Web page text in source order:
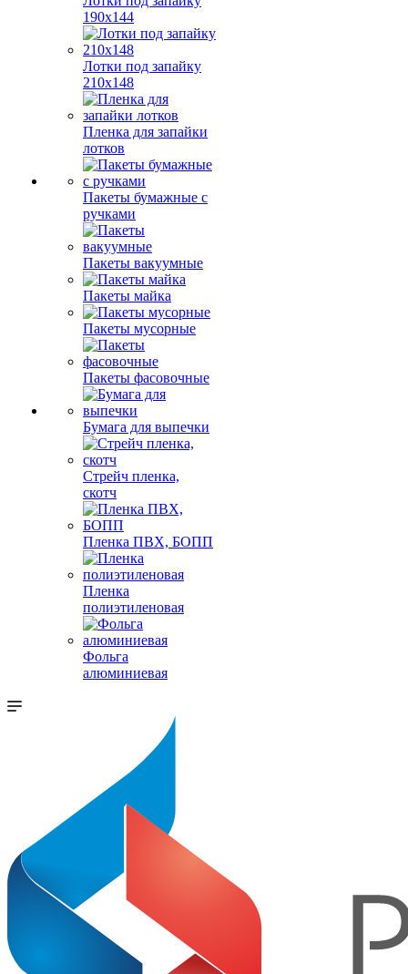
190х144
Лотки под запайку
210х148
Пленка для запайки
лотков
Пакеты бумажные с
ручками
Пакеты вакуумные
Пакеты майка
Пакеты мусорные
Пакеты фасовочные
Бумага для выпечки
Стрейч пленка,
скотч
Пленка ПВХ, БОПП
Пленка
полиэтиленовая
Фольга
алюминиевая